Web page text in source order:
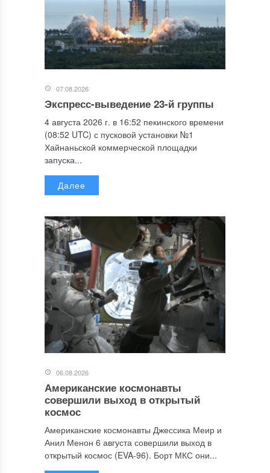
07.08.2026
Экспресс-выведение 23-й группы
4 августа 2026 г. в 16:52 пекинского времени
(08:52 UTC) с пусковой установки №1
Хайнаньской коммерческой площадки
запуска...
Далее
06.08.2026
Американские космонавты
совершили выход в открытый
космос
Американские космонавты Джессика Меир и
Анил Менон 6 августа совершили выход в
открытый космос (EVA-96). Борт МКС они...